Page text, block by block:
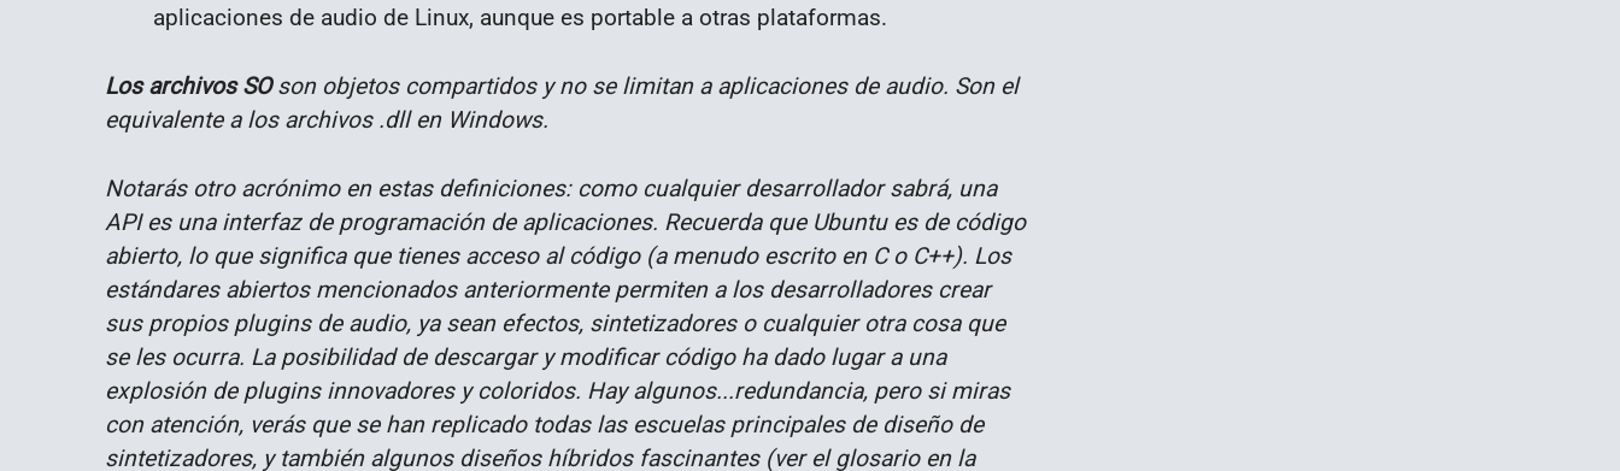
aplicaciones de audio de Linux, aunque es portable a otras plataformas.
Los archivos SOson objetos compartidos y no se limitan a aplicaciones de audio. Son el
equivalente a los archivos .dll en Windows.
Notarás otro acrónimo en estas definiciones: como cualquier desarrollador sabrá, una
API es una interfaz de programación de aplicaciones. Recuerda que Ubuntu es de código
abierto, lo que significa que tienes acceso al código (a menudo escrito en C o C++). Los
estándares abiertos mencionados anteriormente permiten a los desarrolladores crear
sus propios plugins de audio, ya sean efectos, sintetizadores o cualquier otra cosa que
se les ocurra. La posibilidad de descargar y modificar código ha dado lugar a una
explosión de plugins innovadores y coloridos. Hay algunos...redundancia, pero si miras
con atención, verás que se han replicado todas las escuelas principales de diseño de
sintetizadores, y también algunos diseños híbridos fascinantes (ver el glosario en la